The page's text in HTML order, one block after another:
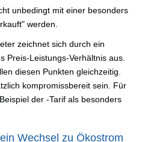
unbedingt mit einer besonders
werden.
zeichnet sich durch ein
Preis-Leistungs-Verhältnis aus.
diesen Punkten gleichzeitig.
kompromissbereit sein. Für
der -Tarif als besonders
Wechsel zu Ökostrom